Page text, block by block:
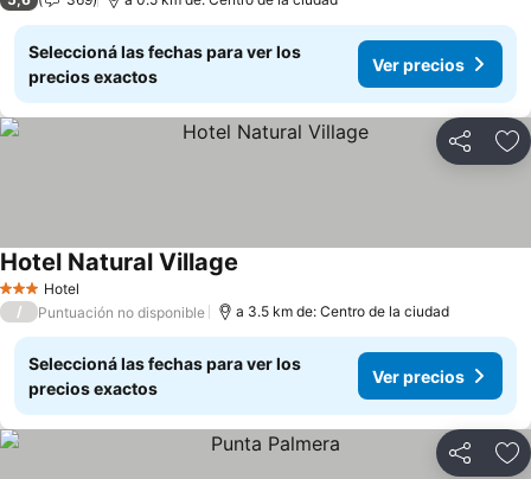
Seleccioná las fechas para ver los
precios exactos
Ver precios
Compartir
3 Estrellas
Hotel
Hotel Natural Village
/ Puntuación no disponible a 3.5 km de: Centro de la ciudad
Seleccioná las fechas para ver los
precios exactos
Ver precios
Compartir